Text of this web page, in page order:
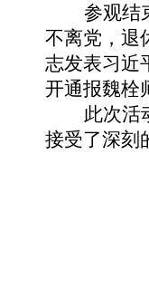
参观结
不离党，退
志发表习近
开通报魏栓
此次活
接受了深刻